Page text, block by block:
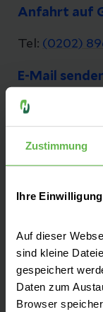
Zustimmung
Ihre Einwilligung
Auf dieser
sind kleine
gespeichert
Daten zum
Browser
Anfahrt auf
Tel: (0202)
E-Mail
Sie finden
Campus
Campus
Klinik,